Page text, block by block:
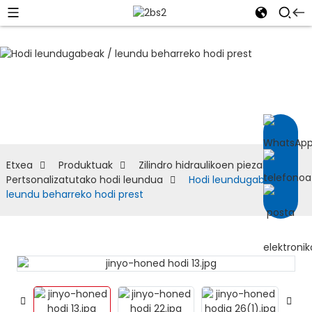
Etxea Produktuak
Zilindro hidraulikoen piezak
Pertsonalizatutako hodi leundua
Hodi leundugabeak /
leundu beharreko hodi prest